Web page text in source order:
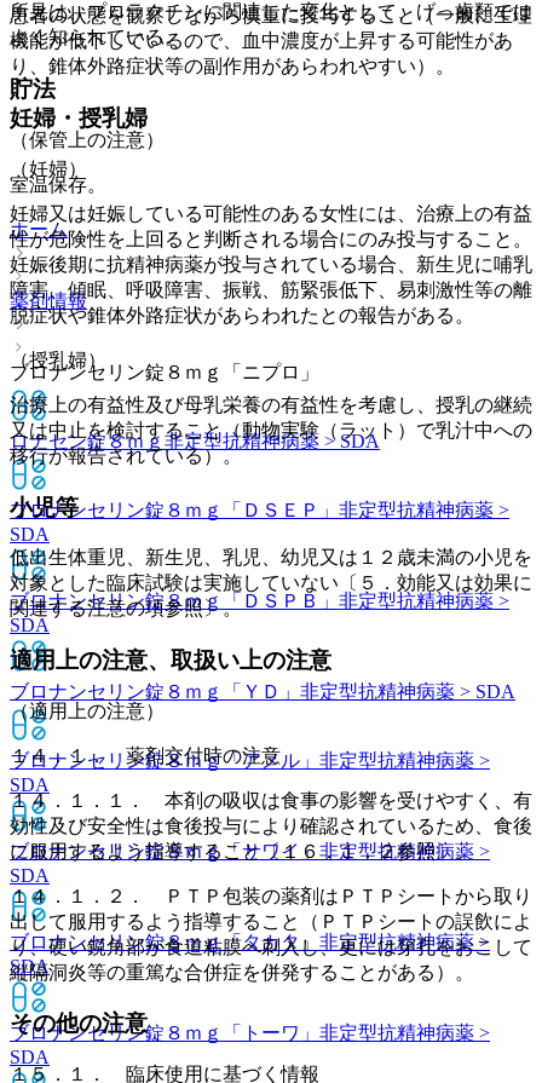
所見は、プロラクチンに関連した変化として、げっ歯類では
よく知られている。
貯法
（保管上の注意）
室温保存。
ホーム
薬剤情報
ブロナンセリン錠８ｍｇ「ニプロ」
ロナセン錠８ｍｇ 非定型抗精神病薬 > SDA
ブロナンセリン錠８ｍｇ「ＤＳＥＰ」 非定型抗精神病薬 >
SDA
ブロナンセリン錠８ｍｇ「ＤＳＰＢ」 非定型抗精神病薬 >
SDA
ブロナンセリン錠８ｍｇ「ＹＤ」 非定型抗精神病薬 > SDA
ブロナンセリン錠８ｍｇ「アメル」 非定型抗精神病薬 >
SDA
ブロナンセリン錠８ｍｇ「サワイ」 非定型抗精神病薬 >
SDA
ブロナンセリン錠８ｍｇ「タカタ」 非定型抗精神病薬 >
SDA
ブロナンセリン錠８ｍｇ「トーワ」 非定型抗精神病薬 >
SDA
患者の状態を観察しながら慎重に投与すること（一般に生理
機能が低下しているので、血中濃度が上昇する可能性があ
り、錐体外路症状等の副作用があらわれやすい）。
妊婦・授乳婦
（妊婦）
妊婦又は妊娠している可能性のある女性には、治療上の有益
性が危険性を上回ると判断される場合にのみ投与すること。
妊娠後期に抗精神病薬が投与されている場合、新生児に哺乳
障害、傾眠、呼吸障害、振戦、筋緊張低下、易刺激性等の離
脱症状や錐体外路症状があらわれたとの報告がある。
（授乳婦）
治療上の有益性及び母乳栄養の有益性を考慮し、授乳の継続
又は中止を検討すること（動物実験（ラット）で乳汁中への
移行が報告されている）。
小児等
低出生体重児、新生児、乳児、幼児又は１２歳未満の小児を
対象とした臨床試験は実施していない〔５．効能又は効果に
関連する注意の項参照〕。
適用上の注意、取扱い上の注意
（適用上の注意）
１４．１． 薬剤交付時の注意
１４．１．１． 本剤の吸収は食事の影響を受けやすく、有
効性及び安全性は食後投与により確認されているため、食後
に服用するよう指導すること〔１６．１．２参照〕。
１４．１．２． ＰＴＰ包装の薬剤はＰＴＰシートから取り
出して服用するよう指導すること（ＰＴＰシートの誤飲によ
り、硬い鋭角部が食道粘膜へ刺入し、更には穿孔をおこして
縦隔洞炎等の重篤な合併症を併発することがある）。
その他の注意
１５．１． 臨床使用に基づく情報